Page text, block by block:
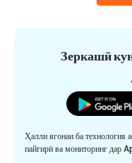
Зеркашӣ
Ҳалли ягонаи ба технология
пайгирӣ ва мониторинг дар